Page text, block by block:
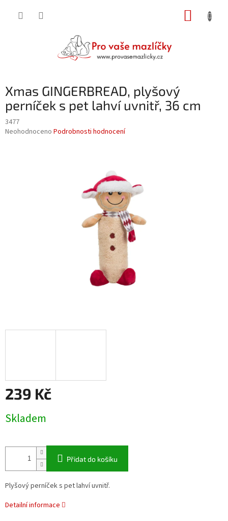
Xmas GINGERBREAD, plyšový
perníček s pet lahví uvnitř, 36 cm
3477
Průměrné
Neohodnoceno Podrobnosti hodnocení
239 Kč
cena:
Skladem
Přidat do košíku
Plyšový perníček s pet lahví uvnitř.
Detailní informace